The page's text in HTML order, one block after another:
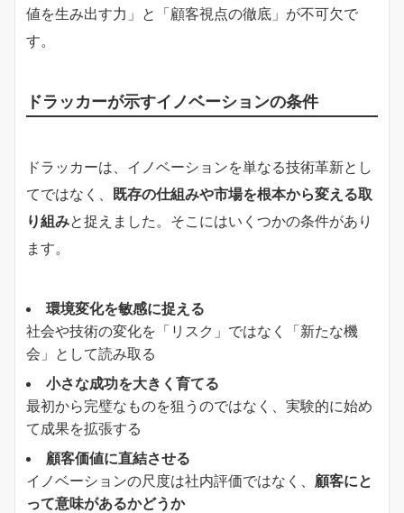
値を生み出す力」と「顧客視点の徹底」が不可欠で
す。
ドラッカーが示すイノベーションの条件
ドラッカーは、イノベーションを単なる技術革新とし
てではなく、 既存の仕組みや市場を根本から変える取
り組みと捉えました。そこにはいくつかの条件があり
ます。
環境変化を敏感に捉える
社会や技術の変化を「リスク」ではなく「新たな機
会」として読み取る
小さな成功を大きく育てる
最初から完璧なものを狙うのではなく、実験的に始め
て成果を拡張する
顧客価値に直結させる
イノベーションの尺度は社内評価ではなく、 顧客にと
って意味があるかどうか